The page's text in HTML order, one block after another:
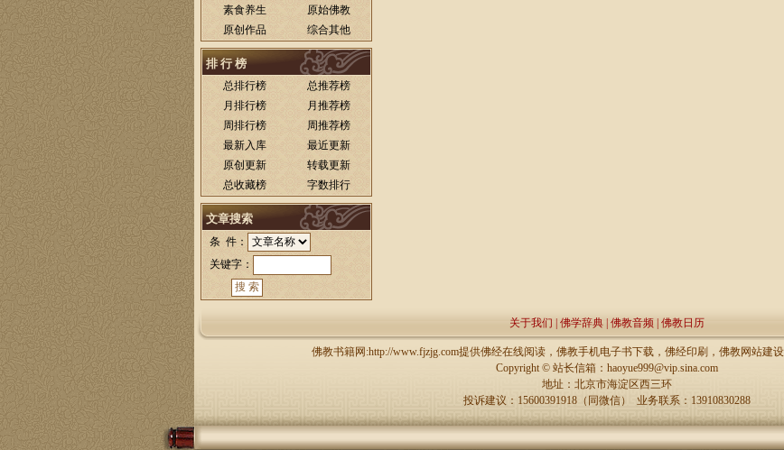
素食养生
原始佛教
原创作品
综合其他
排 行 榜
总排行榜
总推荐榜
月排行榜
月推荐榜
周排行榜
周推荐榜
最新入库
最近更新
原创更新
转载更新
总收藏榜
字数排行
文章搜索
条 件：
关键字：
关于我们 佛学辞典 佛教音频 佛教日历
佛教书籍网:http://www.fjzjg.com提供佛经在线阅读，佛教手机电子书下载，佛经印刷，佛教网站建
Copyright © 站长信箱：haoyue999@vip.sina.com
地址：北京市海淀区西三环
投诉建议：15600391918（同微信） 业务联系：13910830288